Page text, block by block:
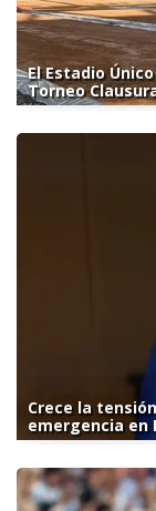
El Estadio
Torneo
Crece la
emergencia en